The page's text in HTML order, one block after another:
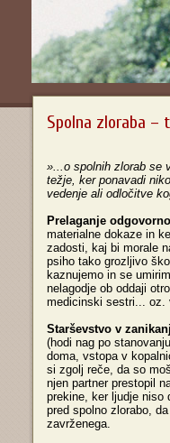
Spolna zloraba –
»...o spolnih zlorab se
težje, ker ponavadi
vedenje ali odločitve
Prelaganje
materialne dokaze in
zadosti, kaj bi morale
psiho tako grozljivo
kaznujemo in se
nelagodje ob oddaji
medicinski sestri... oz.
Starševstvo v
(hodi nag po
doma, vstopa v
si zgolj reče, da so
njen partner prestopil
prekine, ker ljudje niso
pred spolno zlorabo,
zavrženega.